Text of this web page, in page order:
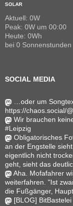
SOLAR
Aktuell: 0W
Peak: 0W um 00:00
Heute: 0Wh
bei 0 Sonnenstunden
SOCIAL MEDIA
…oder um
https://chaos.social/
Wir brauchen
#Leipzig
Obligatorisches
an der Engstelle
eigentlich nicht
geht, sieht das
Aha. Mofafahrer
weiterfahren. "Ist
die Fußgänger,
[BLOG]